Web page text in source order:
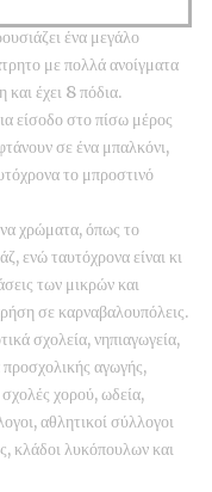
ένα μεγάλο
με πολλά ανοίγματα
και έχει 8 πόδια.
είσοδο στο πίσω μέρος
σε ένα μπαλκόνι,
το μπροστινό
χρώματα, όπως το
ενώ ταυτόχρονα είναι κι
των μικρών και
σε καρναβαλουπόλεις.
σχολεία, νηπιαγωγεία,
προσχολικής αγωγής,
χορού, ωδεία,
αθλητικοί σύλλογοι
κλάδοι λυκόπουλων και